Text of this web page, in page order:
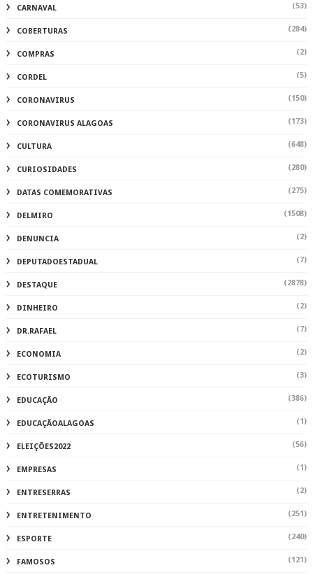
CARNAVAL (53)
COBERTURAS (284)
COMPRAS (2)
CORDEL (5)
CORONAVIRUS (150)
CORONAVIRUS ALAGOAS (173)
CULTURA (648)
CURIOSIDADES (280)
DATAS COMEMORATIVAS (275)
DELMIRO (1508)
DENUNCIA (2)
DEPUTADOESTADUAL (7)
DESTAQUE (2878)
DINHEIRO (2)
DR.RAFAEL (7)
ECONOMIA (2)
ECOTURISMO (3)
EDUCAÇÃO (386)
EDUCAÇÃOALAGOAS (1)
ELEIÇÕES2022 (56)
EMPRESAS (1)
ENTRESERRAS (2)
ENTRETENIMENTO (251)
ESPORTE (240)
FAMOSOS (121)